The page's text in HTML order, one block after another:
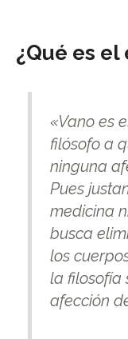
¿Qué es
«Vano es
filósofo a
ninguna
Pues
medicina
busca
los
la filosofía
afección